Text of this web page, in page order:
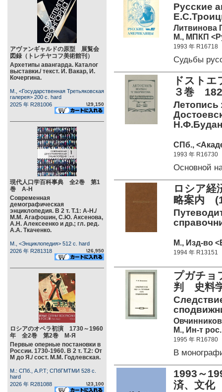
アヴァンギャルドの原型 展覧会
図録（トレチヤコフ美術館刊）
Архетипы авангарда. Каталог
выставки./ текст. И. Вакар, И.
Кочергина.
М., <Государственная Третьяковская
галерея> 200 c. hard
2025 年 R281006
\29,150
現代人口学百科事典 全2巻 第1
巻 А-Н
Современная
демографическая
энциклопедия. В 2 т. Т.1: А-Н./
М.М. Агафошин, С.Ю. Аксенова,
А.Н. Алексеенко и др.; гл. ред.
А.А. Ткаченко.
М., <Энциклопедия> 512 c. hard
2026 年 R281318
\26,950
ロシアのオペラ初演 1730～1960
年 全2巻 第2巻 М-Я
Первые оперные постановки в
России. 1730-1960. В 2 т. Т.2: От
М до Я./ сост. М.М. Годлевская.
М.: СПб., А.Р.Т; СПбГМТМИ 528 c.
hard
2026 年 R281088
\23,100
Русские
Литвинова
М., МПКП
1993 年 R16718
Судьбы
ドスト
３巻
Летопись
СПб.,
1993 年 R16730
Основной
ロシア
略案内
М., Изд-во
1994 年 R13151
プガチョ
判 史料
М., Ин-т
1995 年 R16780
В
1993～
済、文